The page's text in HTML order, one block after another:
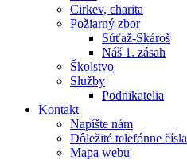
Cirkev, charita
Požiarný zbor
Súťaž-Skároš
Náš 1. zásah
Školstvo
Služby
Podnikatelia
Kontakt
Napíšte nám
Dôležité telefónne čísla
Mapa webu